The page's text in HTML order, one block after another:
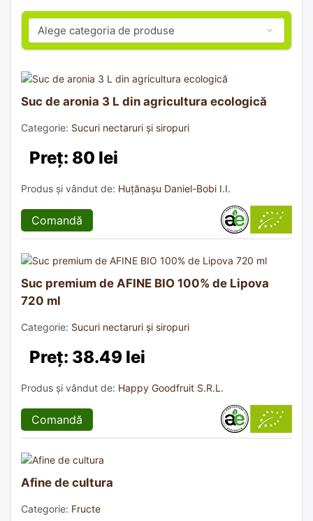
Suc de aronia 3 L din agricultura ecologică
Categorie: Sucuri nectaruri și siropuri
Preț: 80 lei
Produs și vândut de: Huțănașu Daniel-Bobi I.I.
Comandă
Suc premium de AFINE BIO 100% de Lipova
720 ml
Categorie: Sucuri nectaruri și siropuri
Preț: 38.49 lei
Produs și vândut de: Happy Goodfruit S.R.L.
Comandă
Afine de cultura
Categorie: Fructe